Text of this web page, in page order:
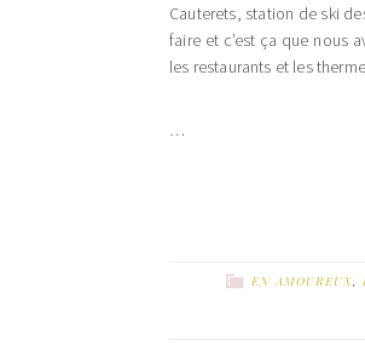
Cauterets, station de ski
faire et c’est ça que nous
les restaurants et les
…
EN AMOUREUX,